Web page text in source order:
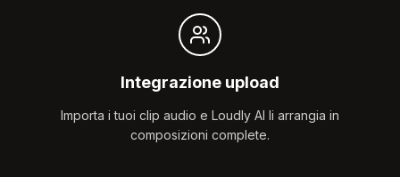
Integrazione upload
Importa i tuoi clip audio e Loudly AI li arrangia in
composizioni complete.